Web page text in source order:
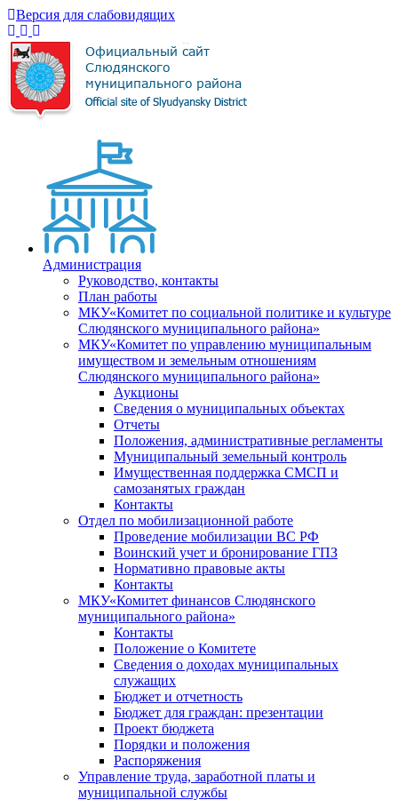
Версия для слабовидящих
Администрация
Руководство, контакты
План работы
МКУ«Комитет по социальной политике и культуре
Слюдянского муниципального района»
МКУ«Комитет по управлению муниципальным
имуществом и земельным отношениям
Слюдянского муниципального района»
Аукционы
Сведения о муниципальных объектах
Отчеты
Положения, административные регламенты
Муниципальный земельный контроль
Имущественная поддержка СМСП и
самозанятых граждан
Контакты
Отдел по мобилизационной работе
Проведение мобилизации ВС РФ
Воинский учет и бронирование ГПЗ
Нормативно правовые акты
Контакты
МКУ«Комитет финансов Слюдянского
муниципального района»
Контакты
Положение о Комитете
Сведения о доходах муниципальных
служащих
Бюджет и отчетность
Бюджет для граждан: презентации
Проект бюджета
Порядки и положения
Распоряжения
Управление труда, заработной платы и
муниципальной службы